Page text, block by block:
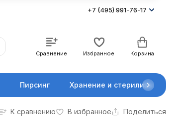
+7 (495) 991-76-17
Сравнение Избранное Корзина
Пирсинг Хранение и стерилизация
К сравнению В избранное Поделиться